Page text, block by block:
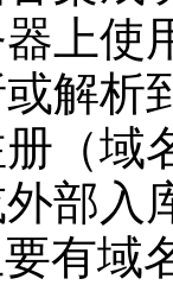
上使
解析
（域
部入
有域